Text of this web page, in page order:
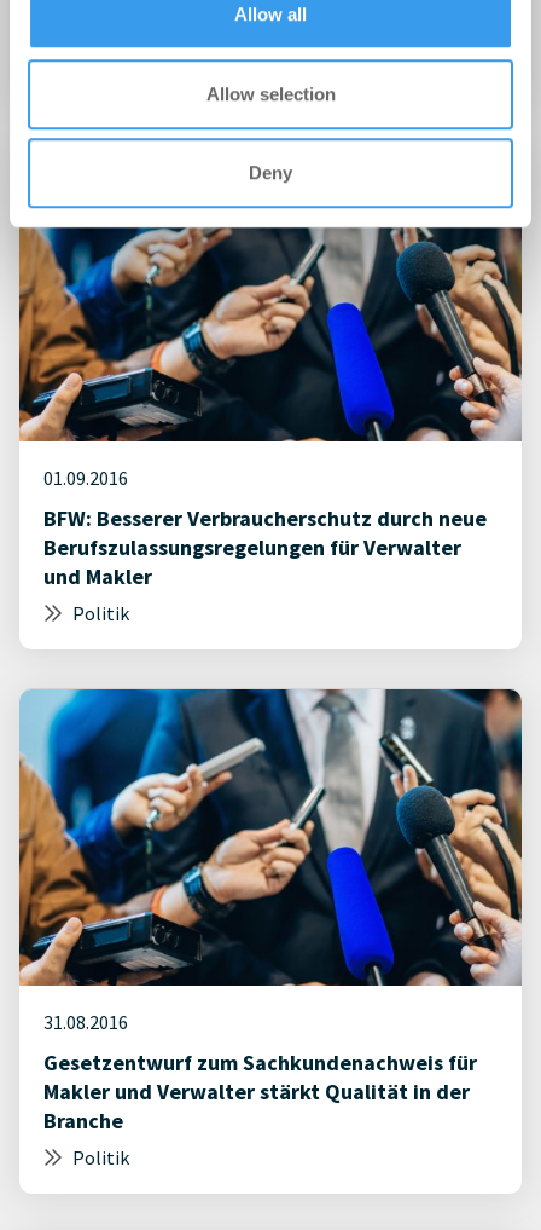
Allow all
Allow selection
Deny
Politik
01.09.2016
BFW: Besserer Verbraucherschutz durch neue
Berufszulassungsregelungen für Verwalter
und Makler
Politik
31.08.2016
Gesetzentwurf zum Sachkundenachweis für
Makler und Verwalter stärkt Qualität in der
Branche
Politik